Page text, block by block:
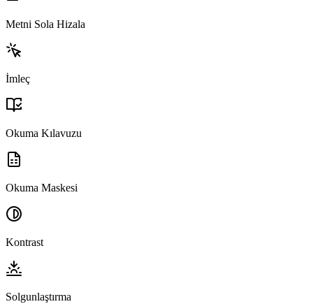
Metni Sola Hizala
İmleç
Okuma Kılavuzu
Okuma Maskesi
Kontrast
Solgunlaştırma